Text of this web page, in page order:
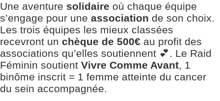
Une aventure solidaire où chaque équipe
s’engage pour une association de son choix.
Les trois équipes les mieux classées
recevront un chèque de 500€ au profit des
associations qu’elles soutiennent 💕. Le Raid
Féminin soutient Vivre Comme Avant, 1
binôme inscrit = 1 femme atteinte du cancer
du sein accompagnée.